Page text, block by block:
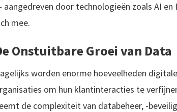
aangedreven door technologieën zoals AI
mee.
Onstuitbare Groei van Data
worden enorme hoeveelheden
om hun klantinteracties te
de complexiteit van databeheer, -